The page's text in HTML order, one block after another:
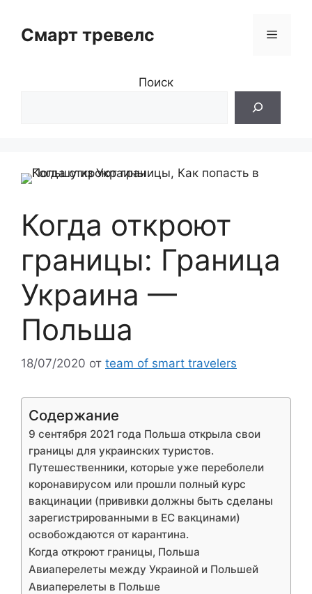
содержимому
Смарт тревелс Меню
Поиск
Когда откроют
границы: Граница
Украина —
Польша
18/07/2020 от team of smart travelers
Содержание
9 сентября 2021 года Польша открыла свои
границы для украинских туристов.
Путешественники, которые уже переболели
коронавирусом или прошли полный курс
вакцинации (прививки должны быть сделаны
зарегистрированными в ЕС вакцинами)
освобождаются от карантина.
Когда откроют границы, Польша
Авиаперелеты между Украиной и Польшей
Авиаперелеты в Польше